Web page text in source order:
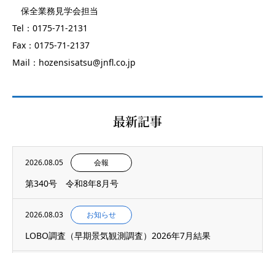
保全業務見学会担当
Tel：0175-71-2131
Fax：0175-71-2137
Mail：hozensisatsu@jnfl.co.jp
最新記事
2026.08.05 会報
第340号 令和8年8月号
2026.08.03 お知らせ
LOBO調査（早期景気観測調査）2026年7月結果